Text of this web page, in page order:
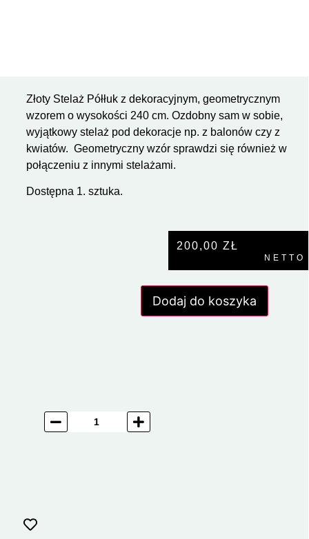
Złoty Stelaż Półłuk z dekoracyjnym, geometrycznym
wzorem o wysokości 240 cm. Ozdobny sam w sobie,
wyjątkowy stelaż pod dekoracje np. z balonów czy z
kwiatów. Geometryczny wzór sprawdzi się również w
połączeniu z innymi stelażami.
Dostępna 1. sztuka.
200,00 ZŁ
NETTO
Dodaj do koszyka